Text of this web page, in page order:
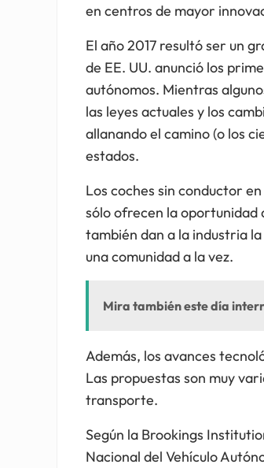
en centros de mayor
El año 2017 resultó ser un
de EE. UU. anunció los
autónomos. Mientras
las leyes actuales y los
allanando el camino (o los
estados.
Los coches sin conductor
sólo ofrecen la oportunidad
también dan a la industria
una comunidad a la vez.
Mira también este día
Además, los avances
Las propuestas son muy
transporte.
Según la Brookings
Nacional del Vehículo